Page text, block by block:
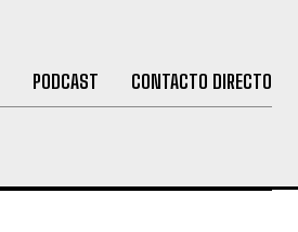
PODCAST CONTACTO DIRECTO